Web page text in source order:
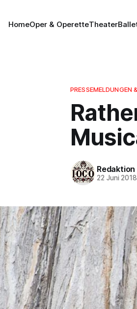
HomeOper & OperetteTheater
PRESSEMELDUNGEN
Redaktion
22 Juni 2018